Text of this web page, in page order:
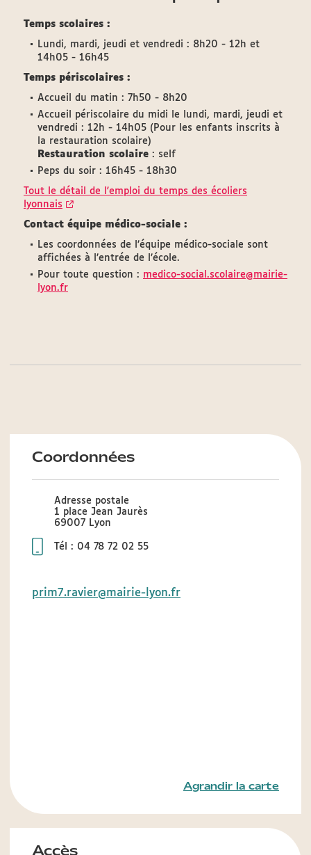
Temps scolaires :
Lundi, mardi, jeudi et vendredi : 8h20 - 12h et
14h05 - 16h45
Temps périscolaires :
Accueil du matin : 7h50 - 8h20
Accueil périscolaire du midi le lundi, mardi, jeudi et
vendredi : 12h - 14h05 (Pour les enfants inscrits à
la restauration scolaire)
Restauration scolaire : self
Peps du soir : 16h45 - 18h30
Tout le détail de l'emploi du temps des écoliers
lyonnais
Contact équipe médico-sociale :
Les coordonnées de l’équipe médico-sociale sont
affichées à l’entrée de l’école.
Pour toute question : medico-social.scolaire@mairie-
lyon.fr
Coordonnées
Adresse postale
1 place Jean Jaurès
69007 Lyon
Tél : 04 78 72 02 55
prim7.ravier@mairie-lyon.fr
Agrandir la carte
Accès